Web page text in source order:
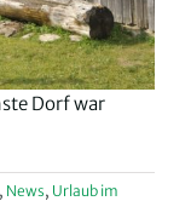
Dorf war
, News, Urlaub im